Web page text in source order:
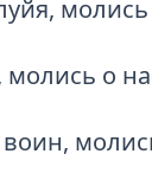
молись
молись о